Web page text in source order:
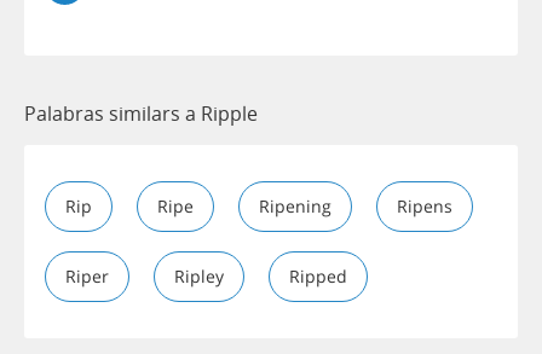
Palabras similars a Ripple
Rip Ripe Ripening Ripens
Riper Ripley Ripped